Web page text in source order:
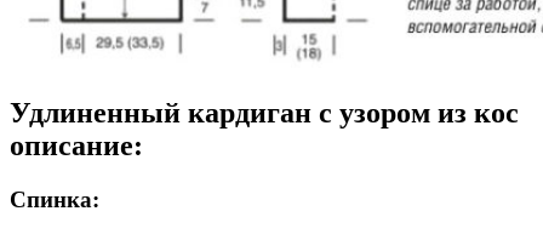
Удлиненный кардиган с узором из кос
описание:
Спинка: